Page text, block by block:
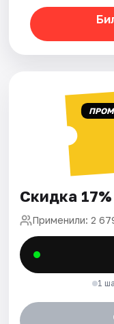
Скидка
Применили: 2
1